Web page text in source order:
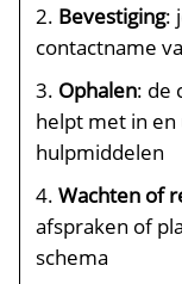
Bevestiging:
contactname
Ophalen: de
helpt met in
hulpmiddelen
Wachten of
afspraken of
schema